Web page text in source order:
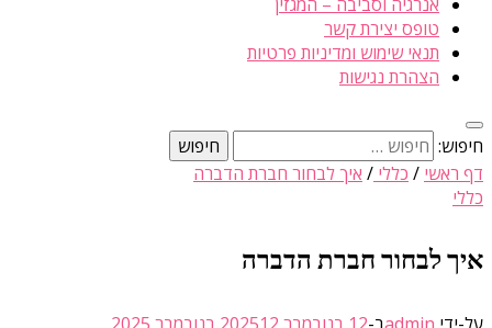
טופס יצירת קשר
תנאי שימוש ומדיניות פרטיות
הצהרת נגישות
חיפוש:
דף ראשי / כללי / איך לבחור חברת הדברה
כללי
איך לבחור חברת הדברה